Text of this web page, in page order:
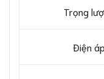
Trọng
Điện áp